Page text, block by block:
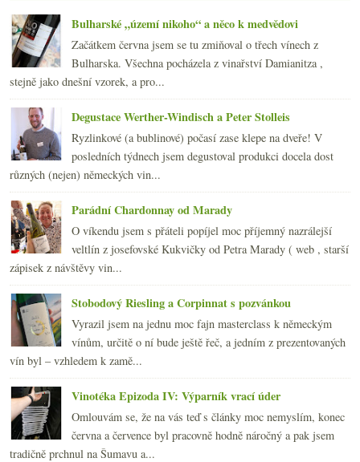
2014(254)
►2013(249)
►2012(254)
► 2011(252)
►2010(249)
►2009(249)
2008 (270)
►2007(108)
Bulharské „území nikoho“ a něco k medvědovi
Začátkem června jsem se tu zmiňoval o třech vínech z
Bulharska. Všechna pocházela z vinařství Damianitza ,
stejně jako dnešní vzorek, a pro...
Degustace Werther-Windisch a Peter Stolleis
Ryzlinkové (a bublinové) počasí zase klepe na dveře! V
posledních týdnech jsem degustoval produkci docela dost
různých (nejen) německých vin...
Parádní Chardonnay od Marady
O víkendu jsem s přáteli popíjel moc příjemný nazrálejší
veltlín z josefovské Kukvičky od Petra Marady ( web , starší
zápisek z návštěvy vin...
Stobodový Riesling a Corpinnat s pozvánkou
Vyrazil jsem na jednu moc fajn masterclass k německým
vínům, určitě o ní bude ještě řeč, a jedním z prezentovaných
vín byl – vzhledem k zamě...
Vinotéka Epizoda IV: Výparník vrací úder
Omlouvám se, že na vás teď s články moc nemyslím, konec
června a července byl pracovně hodně náročný a pak jsem
tradičně prchnul na Šumavu a...